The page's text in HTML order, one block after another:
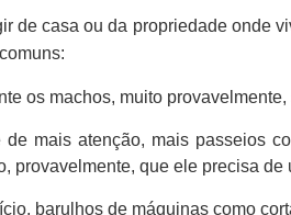
de casa ou da propriedade
os machos, muito
de mais atenção, mais passeios
provavelmente, que ele precisa de
barulhos de máquinas como